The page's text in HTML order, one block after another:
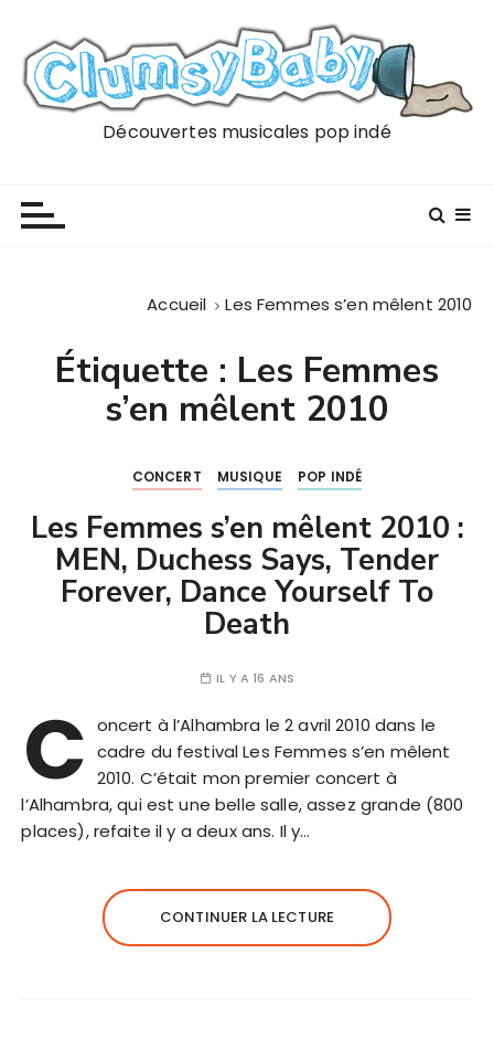
Découvertes musicales pop indé
Accueil Les Femmes s’en mêlent 2010
Étiquette : Les Femmes
s’en mêlent 2010
CONCERT MUSIQUE POP INDÉ
Les Femmes s’en mêlent 2010 :
MEN, Duchess Says, Tender
Forever, Dance Yourself To
Death
IL Y A 16 ANS
C oncert à l’Alhambra le 2 avril 2010 dans le
cadre du festival Les Femmes s’en mêlent
2010. C’était mon premier concert à
l’Alhambra, qui est une belle salle, assez grande (800
places), refaite il y a deux ans. Il y…
CONTINUER LA LECTURE